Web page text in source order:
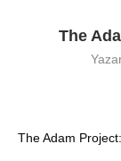
The
The Adam